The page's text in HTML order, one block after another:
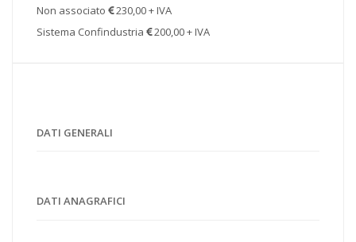
Non associato
230,00 + IVA
Sistema Confindustria
200,00 + IVA
DATI GENERALI
DATI ANAGRAFICI